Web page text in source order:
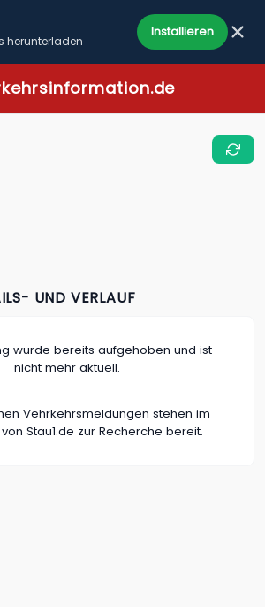
herunterladen
Installieren
UND VERLAUF
wurde bereits aufgehoben und ist
nicht mehr aktuell.
Vehrkehrsmeldungen stehen im
von Stau1.de zur Recherche bereit.